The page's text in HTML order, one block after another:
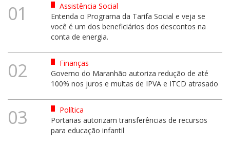
01
Assistência Social
Entenda o Programa da Tarifa Social e veja se
você é um dos beneficiários dos descontos na
conta de energia.
02
Finanças
Governo do Maranhão autoriza redução de até
100% nos juros e multas de IPVA e ITCD atrasado
03
Política
Portarias autorizam transferências de recursos
para educação infantil